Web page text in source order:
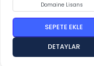
Domaine Lisans
SEPETE EKLE
DETAYLAR